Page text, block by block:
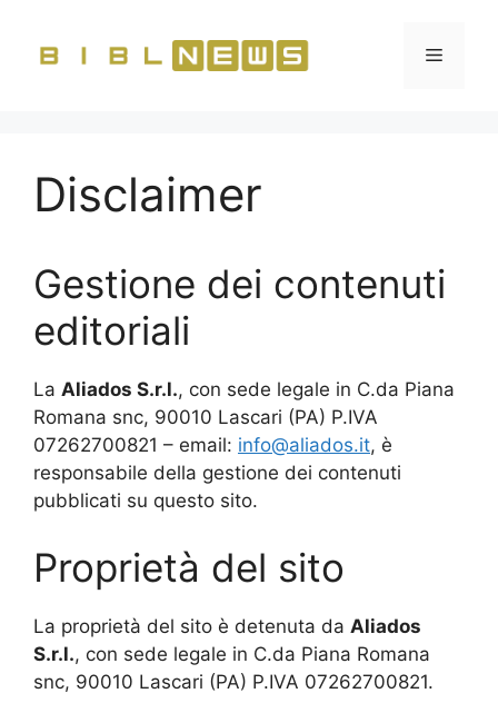
contenuto
Menu
Disclaimer
Gestione dei contenuti
editoriali
La Aliados S.r.l., con sede legale in C.da Piana
Romana snc, 90010 Lascari (PA) P.IVA
07262700821 – email: info@aliados.it, è
responsabile della gestione dei contenuti
pubblicati su questo sito.
Proprietà del sito
La proprietà del sito è detenuta da Aliados
S.r.l., con sede legale in C.da Piana Romana
snc, 90010 Lascari (PA) P.IVA 07262700821.